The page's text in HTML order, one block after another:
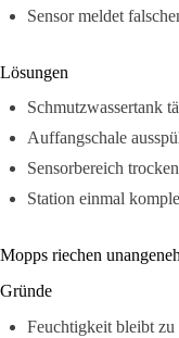
Sensor meldet
Lösungen
Schmutzwassertank
Auffangschale
Sensorbereich
Station einmal
Mopps riechen
Gründe
Feuchtigkeit bleibt zu